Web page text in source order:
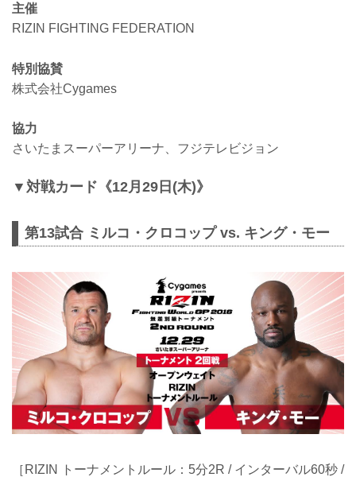
主催
RIZIN FIGHTING FEDERATION
特別協賛
株式会社Cygames
協力
さいたまスーパーアリーナ、フジテレビジョン
▼対戦カード《12月29日(木)》
第13試合 ミルコ・クロコップ vs. キング・モー
［RIZIN トーナメントルール：5分2R / インターバル60秒 /